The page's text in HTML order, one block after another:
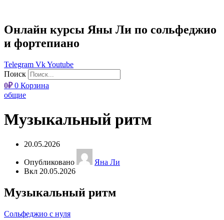
Онлайн курсы Яны Ли по сольфеджио
и фортепиано
Telegram VkYoutube
Поиск
0₽ 0 Корзина
общие
Музыкальный ритм
20.05.2026
Опубликовано
Яна Ли
Вкл 20.05.2026
Музыкальный ритм
Сольфеджио с нуля